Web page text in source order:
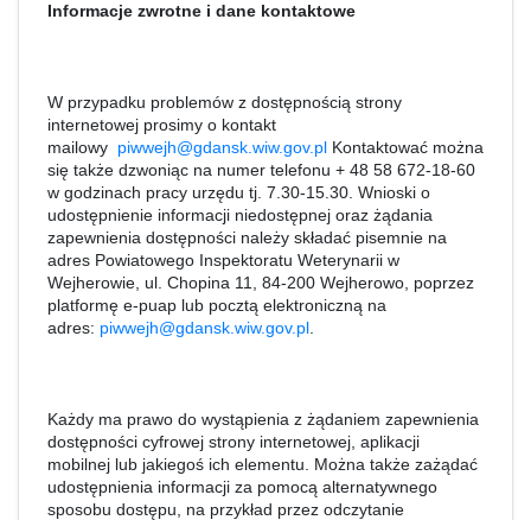
Informacje zwrotne i dane kontaktowe
W przypadku problemów z dostępnością strony
internetowej prosimy o kontakt
mailowy piwwejh@gdansk.wiw.gov.pl Kontaktować można
się także dzwoniąc na numer telefonu + 48 58 672-18-60
w godzinach pracy urzędu tj. 7.30-15.30. Wnioski o
udostępnienie informacji niedostępnej oraz żądania
zapewnienia dostępności należy składać pisemnie na
adres Powiatowego Inspektoratu Weterynarii w
Wejherowie, ul. Chopina 11, 84-200 Wejherowo, poprzez
platformę e-puap lub pocztą elektroniczną na
adres: piwwejh@gdansk.wiw.gov.pl
Każdy ma prawo do wystąpienia z żądaniem zapewnienia
dostępności cyfrowej strony internetowej, aplikacji
mobilnej lub jakiegoś ich elementu. Można także zażądać
udostępnienia informacji za pomocą alternatywnego
sposobu dostępu, na przykład przez odczytanie